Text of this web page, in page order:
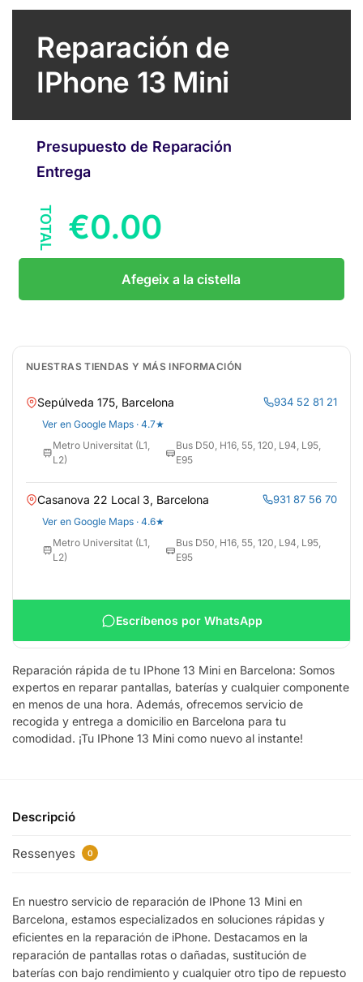
Reparación de
IPhone 13 Mini
Presupuesto de Reparación
Entrega
TOTAL €0.00
Afegeix a la cistella
NUESTRAS TIENDAS Y MÁS INFORMACIÓN
Sepúlveda 175, Barcelona 934 52 81 21
Ver en Google Maps · 4.7★
Metro Universitat (L1,
L2)
Bus D50, H16, 55, 120, L94, L95,
E95
Casanova 22 Local 3, Barcelona 931 87 56 70
Ver en Google Maps · 4.6★
Metro Universitat (L1,
L2)
Bus D50, H16, 55, 120, L94, L95,
E95
Escríbenos por WhatsApp
Reparación rápida de tu IPhone 13 Mini en Barcelona: Somos
expertos en reparar pantallas, baterías y cualquier componente
en menos de una hora. Además, ofrecemos servicio de
recogida y entrega a domicilio en Barcelona para tu
comodidad. ¡Tu IPhone 13 Mini como nuevo al instante!
Descripció
Ressenyes 0
En nuestro servicio de reparación de IPhone 13 Mini en
Barcelona, estamos especializados en soluciones rápidas y
eficientes en la reparación de iPhone. Destacamos en la
reparación de pantallas rotas o dañadas, sustitución de
baterías con bajo rendimiento y cualquier otro tipo de repuesto